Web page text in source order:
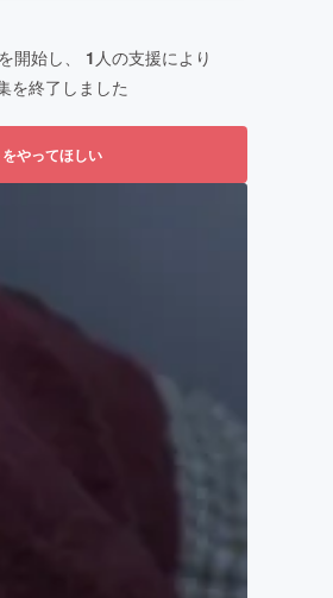
開始し、 1 人の支援により
を終了しました
やってほしい